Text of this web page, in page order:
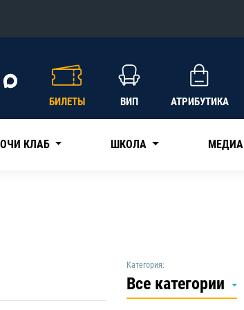
БИЛЕТЫ ВИП АТРИБУТИКА
КЛАБ ШКОЛА МЕДИА
Категория:
Все категории